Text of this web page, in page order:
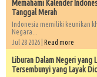
Memahami Kalender
Tanggal Merah
Indonesia memiliki keunikan
Negara...
Jul 28 2026 | Read more
Liburan Dalam Negeri yang
Tersembunyi yang Layak